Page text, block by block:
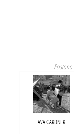
Esistono
AVA GARDNER